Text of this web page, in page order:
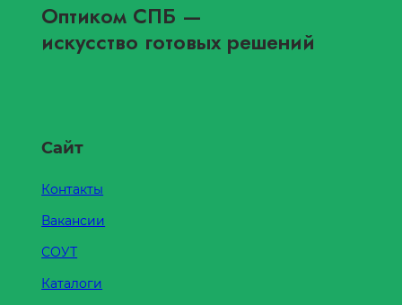
Оптиком СПБ —
искусство готовых решений
Сайт
Контакты
Вакансии
СОУТ
Каталоги